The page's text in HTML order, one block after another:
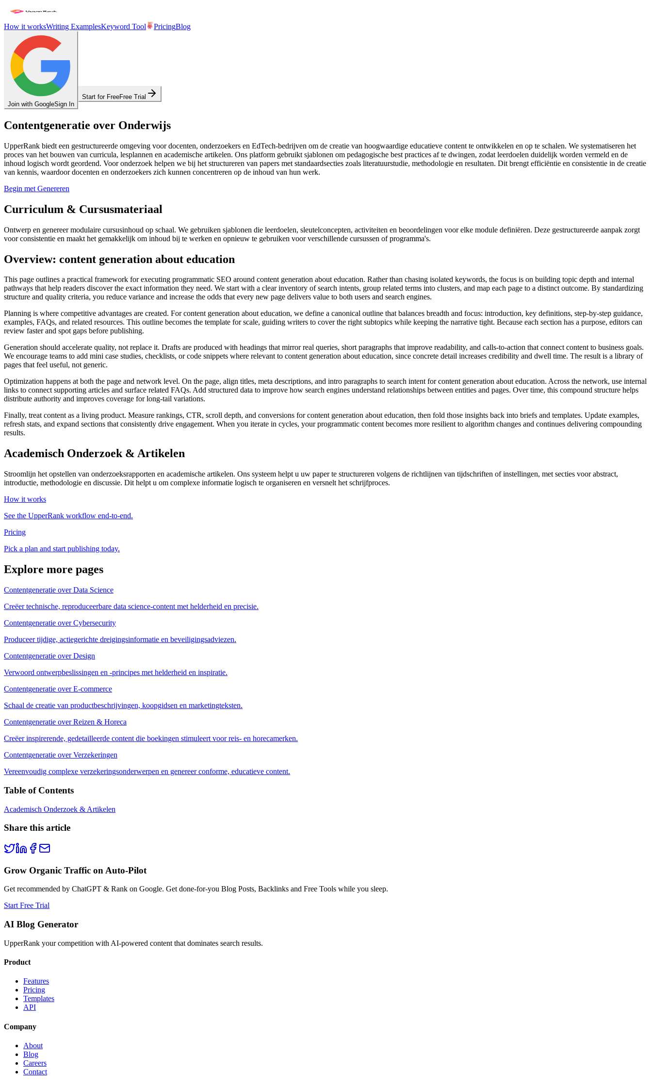
How it worksWriting ExamplesKeyword Tool PricingBlog
Join with GoogleSign In
Start for FreeFree Trial
Contentgeneratie over Onderwijs
UpperRank biedt een gestructureerde omgeving voor docenten, onderzoekers en EdTech-bedrijven om de creatie van hoogwaardige educatieve content te ontwikkelen en op te schalen. We systematiseren het
proces van het bouwen van curricula, lesplannen en academische artikelen. Ons platform gebruikt sjablonen om pedagogische best practices af te dwingen, zodat leerdoelen duidelijk worden vermeld en de
inhoud logisch wordt geordend. Voor onderzoek helpen we bij het structureren van papers met standaardsecties zoals literatuurstudie, methodologie en resultaten. Dit brengt efficiëntie en consistentie in de creatie
van kennis, waardoor docenten en onderzoekers zich kunnen concentreren op de inhoud van hun werk.
Begin met Genereren
Curriculum & Cursusmateriaal
Ontwerp en genereer modulaire cursusinhoud op schaal. We gebruiken sjablonen die leerdoelen, sleutelconcepten, activiteiten en beoordelingen voor elke module definiëren. Deze gestructureerde aanpak zorgt
voor consistentie en maakt het gemakkelijk om inhoud bij te werken en opnieuw te gebruiken voor verschillende cursussen of programma's.
Overview: content generation about education
This page outlines a practical framework for executing programmatic SEO around content generation about education. Rather than chasing isolated keywords, the focus is on building topic depth and internal
pathways that help readers discover the exact information they need. We start with a clear inventory of search intents, group related terms into clusters, and map each page to a distinct outcome. By standardizing
structure and quality criteria, you reduce variance and increase the odds that every new page delivers value to both users and search engines.
Planning is where competitive advantages are created. For content generation about education, we define a canonical outline that balances breadth and focus: introduction, key definitions, step‑by‑step guidance,
examples, FAQs, and related resources. This outline becomes the template for scale, guiding writers to cover the right subtopics while keeping the narrative tight. Because each section has a purpose, editors can
review faster and spot gaps before publishing.
Generation should accelerate quality, not replace it. Drafts are produced with headings that mirror real queries, short paragraphs that improve readability, and calls‑to‑action that connect content to business goals.
We encourage teams to add mini case studies, checklists, or code snippets where relevant to content generation about education, since concrete detail increases credibility and dwell time. The result is a library of
pages that feel useful, not generic.
Optimization happens at both the page and network level. On the page, align titles, meta descriptions, and intro paragraphs to search intent for content generation about education. Across the network, use internal
links to connect supporting articles and surface related FAQs. Add structured data to improve how search engines understand relationships between entities and pages. Over time, this compound structure helps
distribute authority and improves coverage for long‑tail variations.
Finally, treat content as a living product. Measure rankings, CTR, scroll depth, and conversions for content generation about education, then fold those insights back into briefs and templates. Update examples,
refresh stats, and expand sections that consistently drive engagement. When you iterate in cycles, your programmatic content becomes more resilient to algorithm changes and continues delivering compounding
results.
Academisch Onderzoek & Artikelen
Stroomlijn het opstellen van onderzoeksrapporten en academische artikelen. Ons systeem helpt u uw paper te structureren volgens de richtlijnen van tijdschriften of instellingen, met secties voor abstract,
introductie, methodologie en discussie. Dit helpt u om complexe informatie logisch te organiseren en versnelt het schrijfproces.
How it works
See the UpperRank workflow end-to-end.
Pricing
Pick a plan and start publishing today.
Explore more pages
Contentgeneratie over Data Science
Creëer technische, reproduceerbare data science-content met helderheid en precisie.
Contentgeneratie over Cybersecurity
Produceer tijdige, actiegerichte dreigingsinformatie en beveiligingsadviezen.
Contentgeneratie over Design
Verwoord ontwerpbeslissingen en -principes met helderheid en inspiratie.
Contentgeneratie over E-commerce
Schaal de creatie van productbeschrijvingen, koopgidsen en marketingteksten.
Contentgeneratie over Reizen & Horeca
Creëer inspirerende, gedetailleerde content die boekingen stimuleert voor reis- en horecamerken.
Contentgeneratie over Verzekeringen
Vereenvoudig complexe verzekeringsonderwerpen en genereer conforme, educatieve content.
Table of Contents
Academisch Onderzoek & Artikelen
Share this article
Grow Organic Traffic on Auto-Pilot
Get recommended by ChatGPT & Rank on Google. Get done-for-you Blog Posts, Backlinks and Free Tools while you sleep.
Start Free Trial
AI Blog Generator
UpperRank your competition with AI-powered content that dominates search results.
Product
Features
Pricing
Templates
API
Company
About
Blog
Careers
Contact